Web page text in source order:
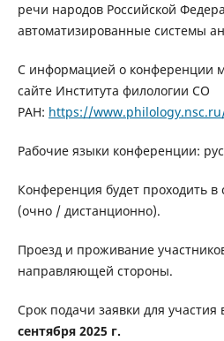
речи народов Российской
автоматизированные системы
С информацией о конференции
сайте Института филологии СО
РАН: https://
Рабочие языки конференции:
Конференция будет проходить
(очно / дистанционно).
Проезд и проживание
направляющей стороны.
Срок подачи заявки для
сентября 2025 г.